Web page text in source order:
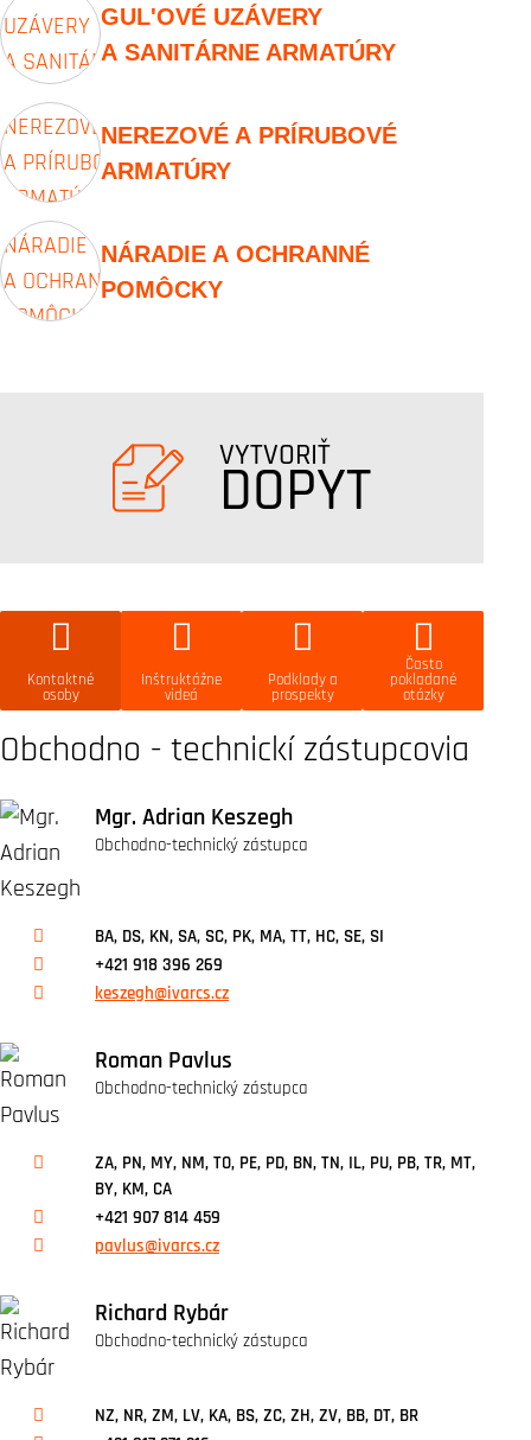
GUL'OVÉ UZÁVERY
A SANITÁRNE ARMATÚRY
NEREZOVÉ A PRÍRUBOVÉ
ARMATÚRY
NÁRADIE A OCHRANNÉ
POMÔCKY
VYTVORIŤ
DOPYT
Kontaktné
osoby
Inštruktážne
videá
Podklady a
prospekty
Často
pokladané
otázky
Obchodno - technickí zástupcovia
Mgr. Adrian Keszegh
Obchodno-technický zástupca
BA, DS, KN, SA, SC, PK, MA, TT, HC, SE, SI
+421 918 396 269
keszegh@ivarcs.cz
Roman Pavlus
Obchodno-technický zástupca
ZA, PN, MY, NM, TO, PE, PD, BN, TN, IL, PU, PB, TR, MT,
BY, KM, CA
+421 907 814 459
pavlus@ivarcs.cz
Richard Rybár
Obchodno-technický zástupca
NZ, NR, ZM, LV, KA, BS, ZC, ZH, ZV, BB, DT, BR